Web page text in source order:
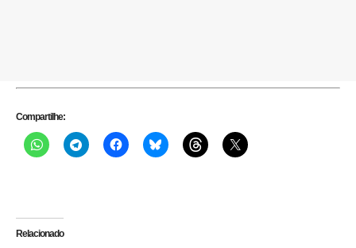
Compartilhe:
Relacionado